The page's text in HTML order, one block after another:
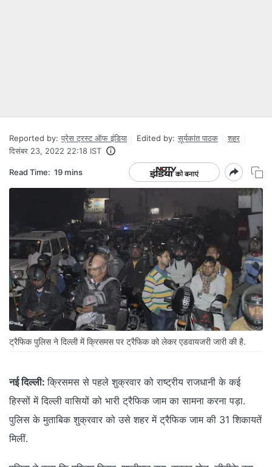
Reported by: प्रेस ट्रस्ट ऑफ इंडिया Edited by: सूर्यकांत पाठक
शहर
दिसंबर 23, 2022 22:18 IST
Read Time: 19 mins
ट्रैफिक पुलिस ने दिल्ली में क्रिसमस पर ट्रैफिक को लेकर एडवायजरी जारी की है.
नई दिल्ली: क्रिसमस से पहले शुक्रवार को राष्ट्रीय राजधानी के कई
हिस्सों में दिल्ली वासियों को भारी ट्रैफिक जाम का सामना करना पड़ा.
पुलिस के मुताबिक शुक्रवार को उसे शहर में ट्रैफिक जाम की 31 शिकायतें
मिलीं.